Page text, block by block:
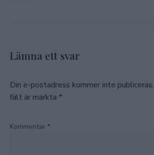
Lämna ett svar
Din e-postadress kommer inte publiceras.
fält är märkta *
Kommentar *